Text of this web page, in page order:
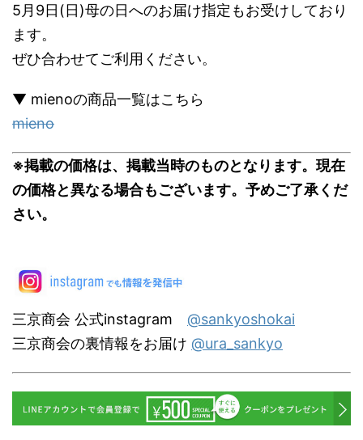
5月9日(日)母の日へのお届け指定もお受けしており
ます。
ぜひ合わせてご利用ください。
▼ mienoの商品一覧はこちら
mieno
※掲載の価格は、掲載当時のものとなります。現在
の価格と異なる場合もございます。予めご了承くだ
さい。
三京商会 公式instagram @sankyoshokai
三京商会の裏情報をお届け @ura_sankyo